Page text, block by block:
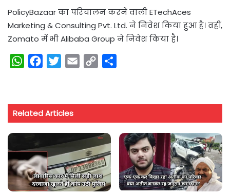
PolicyBazaar का परिचालन करने वाली ETechAces
Marketing & Consulting Pvt. Ltd. ने निवेश किया हुआ है। वहीं,
Zomato में भी Alibaba Group ने निवेश किया है।
W
t
s
A
p
p
e
b
o
o
k
t
t
e
r
i
y
i
n
k
r
Related Articles